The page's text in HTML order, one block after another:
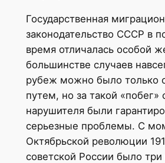
Государственная
законодательство СССР в
время отличалась особой
большинстве случаев
рубеж можно было только
путем, но за такой «побег»
нарушителя были
серьезные проблемы. С
Октябрьской революции
советской России было